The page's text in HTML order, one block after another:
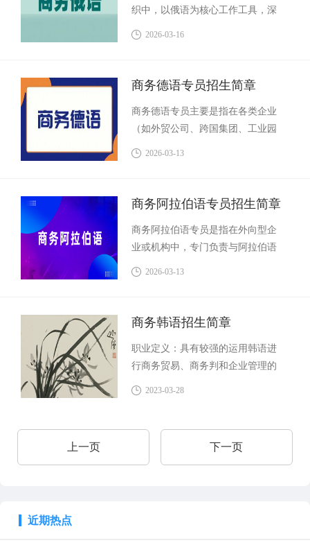
织中，以俄语为核心工作工具，深
2026-03-16
商务德语专员招生简章
商务德语专员主要是指在各类企业
（如外贸公司、跨国集团、工业园
协调的专业人员。他们不仅是语言
推动者，工作贯穿于客户开发、订
单跟进、供应链管理、售后服务等
全流程中。
2026-03-13
商务阿拉伯语专员招生简章
商务阿拉伯语专员是指在外向型企
业或机构中，专门负责与阿拉伯语
阿拉伯语知识，协助企业在目标市
商务谈判及项目落地。
2026-03-13
商务韩语招生简章
职业定义：具有较强的运用韩语进
行商务贸易、商务判和企业管理的
较熟练地运用韩语听、说、读、译
的能力，具有商务、财务与管理。
2023-03-28
上一页 下一页
近期热点